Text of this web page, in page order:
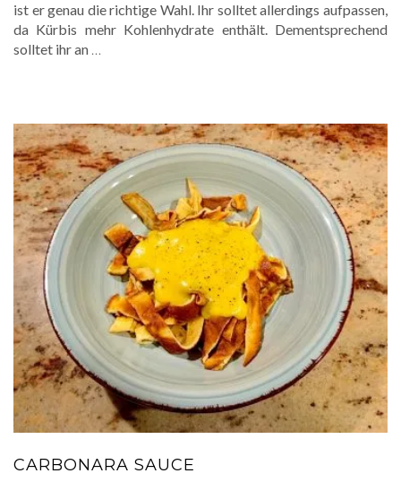
ist er genau die richtige Wahl. Ihr solltet allerdings aufpassen,
da Kürbis mehr Kohlenhydrate enthält. Dementsprechend
solltet ihr an …
CARBONARA SAUCE